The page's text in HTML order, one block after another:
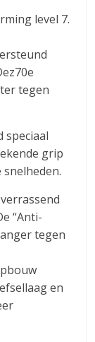
level 7.
tegen
speciaal
grip
“Anti-
tegen
en